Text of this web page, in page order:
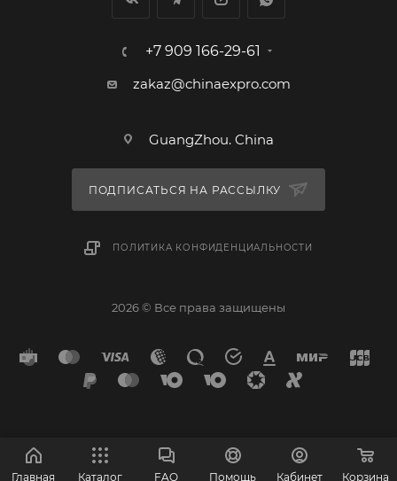
+7 909 166-29-61
zakaz@chinaexpro.com
GuangZhou. China
ПОДПИСАТЬСЯ НА РАССЫЛКУ
ПОЛИТИКА КОНФИДЕНЦИАЛЬНОСТИ
2026 © Все права защищены
Главная Каталог FAQ Помощь Кабинет Корзина